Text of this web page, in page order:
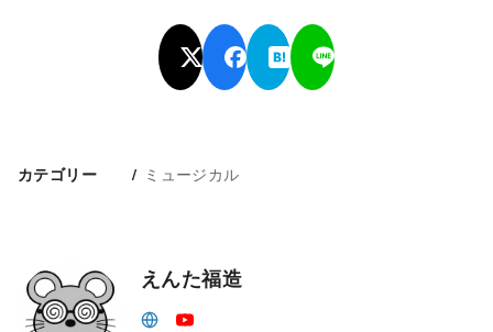
カテゴリー ミュージカル
えんた福造